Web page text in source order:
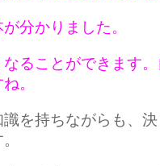
分かりました。
ることができます
。
を持ちながらも、